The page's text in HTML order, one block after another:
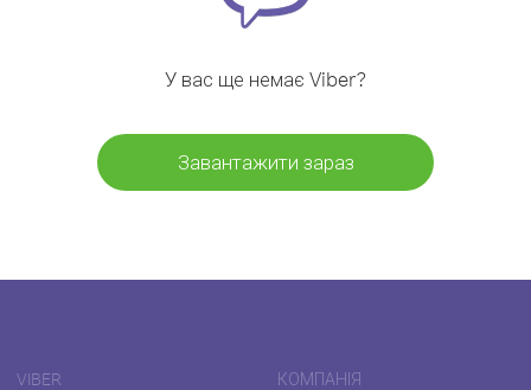
У вас ще немає Viber?
Завантажити зараз
VIBER КОМПАНІЯ